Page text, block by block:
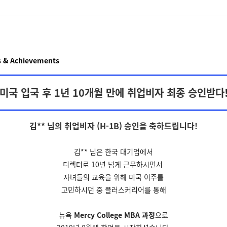
& Achievements
미국 입국 후 1년 10개월 만에 취업비자 최종 승인받다!
김** 님의 취업비자 (H-1B) 승인을 축하드립니다!
김** 님은 한국 대기업에서
디렉터로 10년 넘게 근무하시면서
자녀들의 교육을 위해 미국 이주를
고민하시던 중 플러스커리어를 통해
뉴욕 Mercy College MBA 과정으로